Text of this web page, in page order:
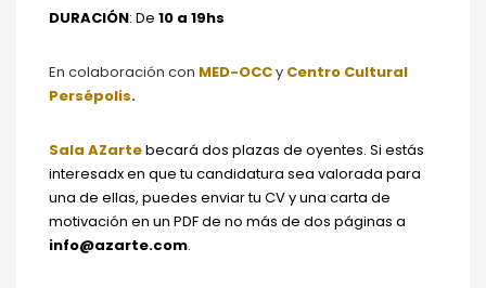
DURACIÓN: De 10 a 19hs
En colaboración con MED-OCCy Centro Cultural
Persépolis.
Sala AZartebecará dos plazas de oyentes. Si estás
interesadx en que tu candidatura sea valorada para
una de ellas, puedes enviar tu CV y una carta de
motivación en un PDF de no más de dos páginas a
info@azarte.com.